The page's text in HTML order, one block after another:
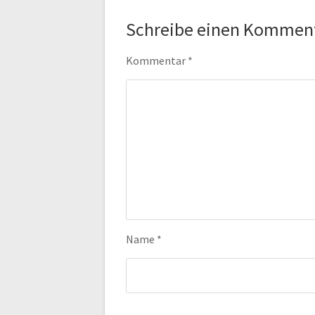
Schreibe einen
Kommentar *
Name *